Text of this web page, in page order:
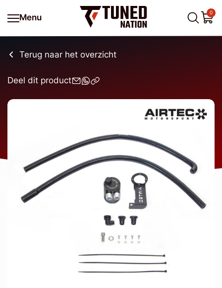
Menu
0
Terug naar het overzicht
Deel dit product